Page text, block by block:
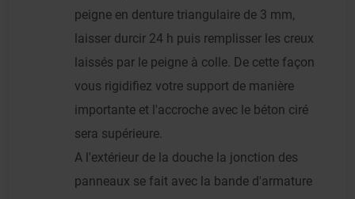
peigne en denture triangulaire de 3 mm,
laisser durcir 24 h puis remplisser les creux
laissés par le peigne à colle. De cette façon
vous rigidifiez votre support de manière
importante et l'accroche avec le béton ciré
sera supérieure.
A l'extérieur de la douche la jonction des
panneaux se fait avec la bande d'armature